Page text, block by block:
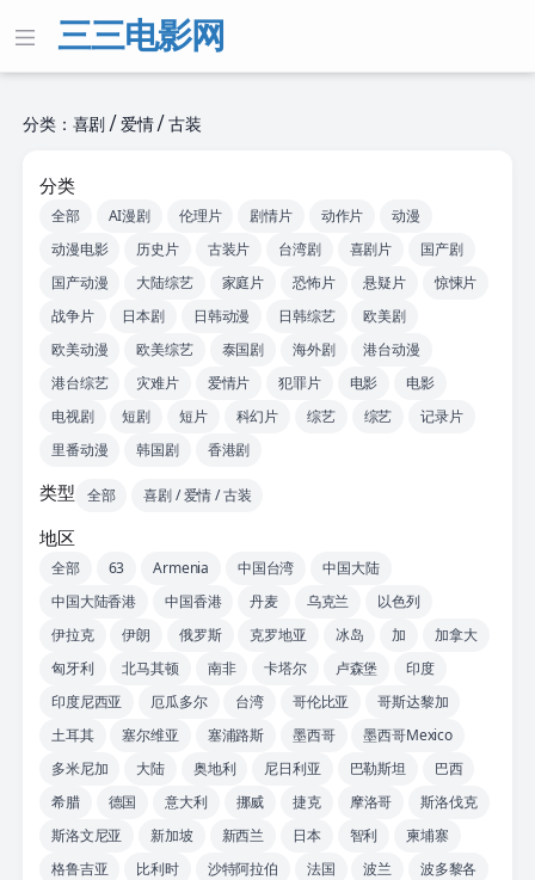
三三电影网
分类：喜剧 / 爱情 / 古装
分类
全部 AI漫剧 伦理片 剧情片 动作片
动漫
动漫电影
历史片 古装片 台湾剧 喜剧片
国产剧
国产动漫
大陆综艺 家庭片 恐怖片 悬疑片
惊悚片
战争片
日本剧 日韩动漫 日韩综艺
欧美剧
欧美动漫
欧美综艺 泰国剧 海外剧
港台动漫
港台综艺
灾难片 爱情片 犯罪片 电影
电影
电视剧
短剧 短片 科幻片 综艺 综艺
记录片
里番动漫
韩国剧 香港剧
类型 全部 喜剧 / 爱情 / 古装
地区
全部 63 Armenia 中国台湾
中国大陆
中国大陆香港
中国香港 丹麦 乌克兰
以色列
伊拉克
伊朗 俄罗斯 克罗地亚 冰岛 加
加拿大
匈牙利
北马其顿 南非 卡塔尔 卢森堡
印度
印度尼西亚
厄瓜多尔 台湾 哥伦比亚
哥斯达黎加
土耳其
塞尔维亚 塞浦路斯 墨西哥
墨西哥Mexico
多米尼加
大陆 奥地利 尼日利亚 巴勒斯坦
巴西
希腊
德国 意大利 挪威 捷克 摩洛哥
斯洛伐克
斯洛文尼亚
新加坡 新西兰 日本 智利
柬埔寨
格鲁吉亚
比利时 沙特阿拉伯 法国 波兰
波多黎各